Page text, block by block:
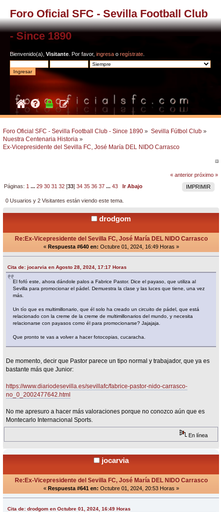
Foro Oficial SFC - Sevilla Football Club
- Since 1890
Bienvenido(a), Visitante . Por favor, ingresa o regístrate
Foro Oficial SFC - Sevilla Football Club - Since 1890 » Sevilla Fútbol Club »
Nuestra Centenaria Historia »
Ex-Vicepresidente del Sevilla FC, José María DEL NIDO Carrasco
« anterior próximo »
IMPRIMIR
Páginas: 1 ...29 30 31 32 [33]34 35 36 37 ...43 Ir Abajo
0 Usuarios y 2 Visitantes están viendo este tema.
drodgom
Re:Ex-Vicepresidente del Sevilla FC, José María DEL NIDO Carrasco
« Respuesta #640 en: Octubre 01, 2024, 16:49 Horas »
Cita de: jocarvia en Agosto 28, 2024, 17:17 Horas
El fofó este, ahora dándole palos a Fabrice Pastor. Dice el payaso, que utiliza al
Sevilla para promocionar el pádel. Demuestra la clase y las luces que tiene, una vez
más.
Un tío que es multimillonario, que él solo ha creado un circuito de pádel, que está
relacionado con la creme de la creme de multimillonarios del mundo, y necesita
relacionarse con payasos como él para promocionarse? Jajajaja.
Que pronto te vas a volver a hacer fotocopias, cucaracha.
De momento, decir que Pastor parece un tipo normal y trabajador, que ya es
bastante más que Junior:
https://www.diariodesevilla.es/sevillafc/fabrice-pastor-nido-carrasco-
no_0_2002477642.html
No me apresuro a hacer más valoraciones porque no conozco aún que es
Montecarlo Internacional Sports.
En línea
jocarvia
Re:Ex-Vicepresidente del Sevilla FC, José María DEL NIDO Carrasco
« Respuesta #641 en: Octubre 01, 2024, 20:53 Horas »
Cita de: drodgom en Octubre 01, 2024, 16:49 Horas